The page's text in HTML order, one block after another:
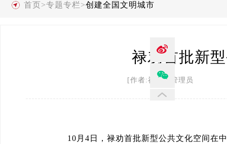
首页>专题专栏>创建全国文明城市
禄劝首批新
[作者:禄劝县管理员 发
10月4日，禄劝首批新型公共文化空间在